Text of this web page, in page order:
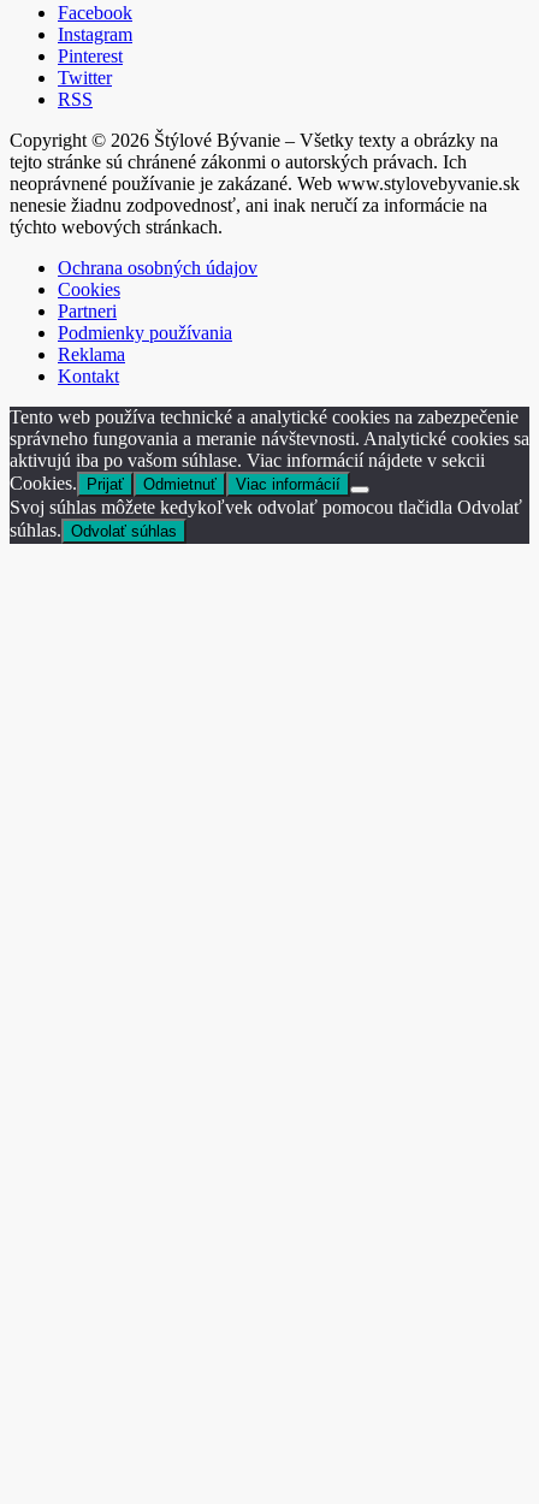
Facebook
Instagram
Pinterest
Twitter
RSS
Copyright © 2026 Štýlové Bývanie – Všetky texty a obrázky na
tejto stránke sú chránené zákonmi o autorských právach. Ich
neoprávnené používanie je zakázané. Web www.stylovebyvanie.sk
nenesie žiadnu zodpovednosť, ani inak neručí za informácie na
týchto webových stránkach.
Ochrana osobných údajov
Cookies
Partneri
Podmienky používania
Reklama
Kontakt
Tento web používa technické a analytické cookies na zabezpečenie
správneho fungovania a meranie návštevnosti. Analytické cookies sa
aktivujú iba po vašom súhlase. Viac informácií nájdete v sekcii
Cookies.
Prijať Odmietnuť Viac informácií
Svoj súhlas môžete kedykoľvek odvolať pomocou tlačidla Odvolať
súhlas. Odvolať súhlas